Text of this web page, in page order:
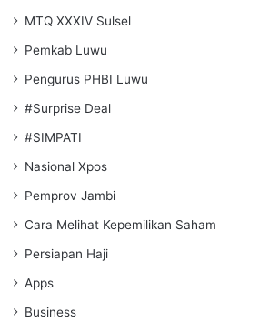
MTQ XXXIV Sulsel
Pemkab Luwu
Pengurus PHBI Luwu
#Surprise Deal
#SIMPATI
Nasional Xpos
Pemprov Jambi
Cara Melihat Kepemilikan Saham
Persiapan Haji
Apps
Business